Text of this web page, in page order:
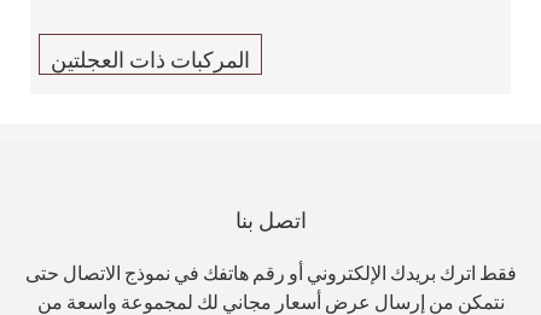
المركبات ذات العجلتين
اتصل بنا
فقط اترك بريدك الإلكتروني أو رقم هاتفك في نموذج الاتصال حتى
نتمكن من إرسال عرض أسعار مجاني لك لمجموعة واسعة من